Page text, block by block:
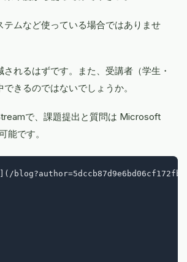
テムなど使っている場合ではありませ
れるはずです。また、受講者（学生・
きるのではないでしょうか。
で、課題提出と質問は Microsoft
能です。